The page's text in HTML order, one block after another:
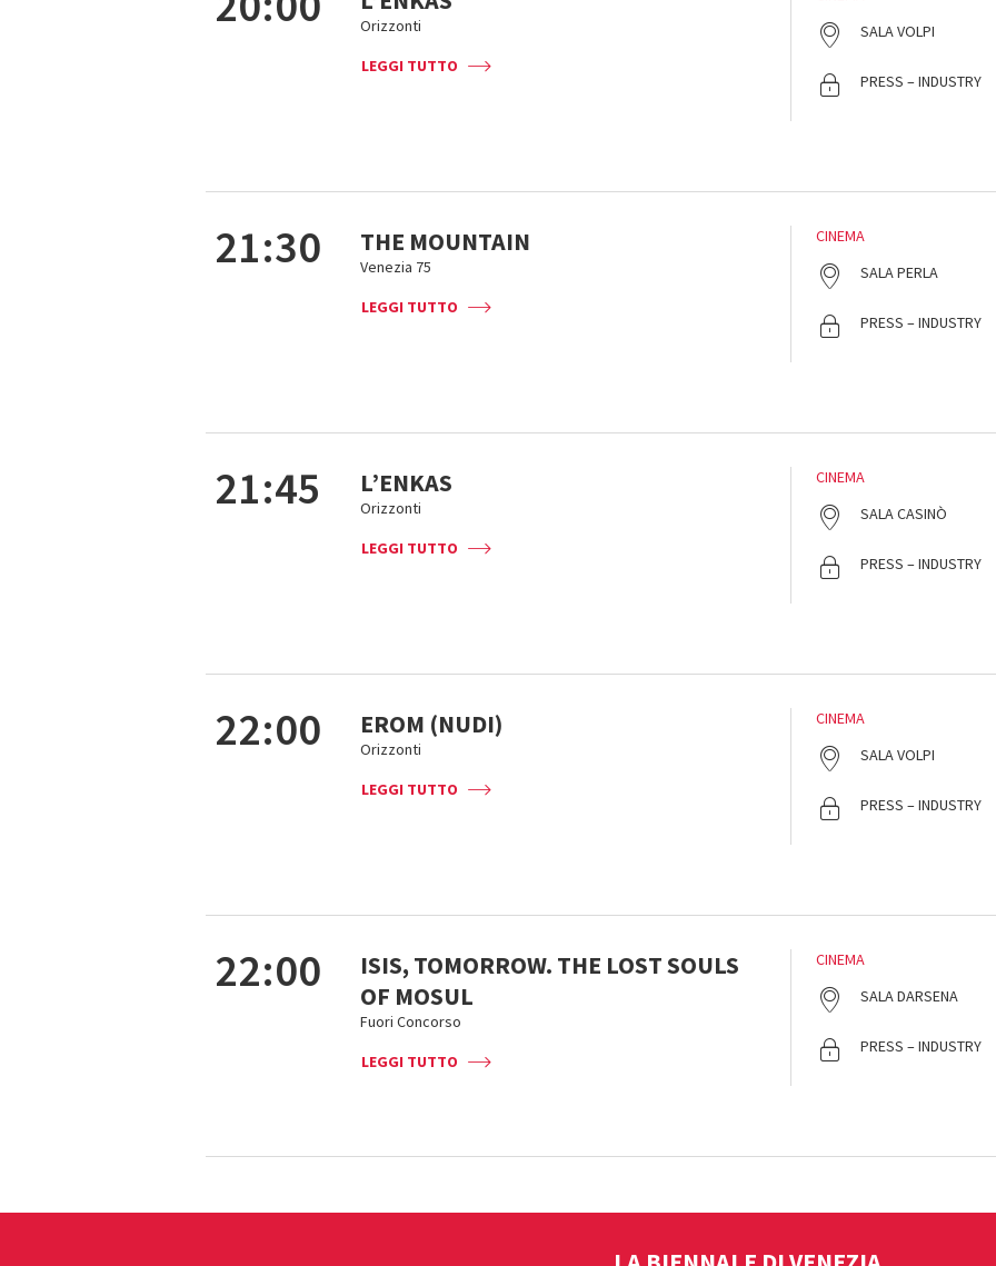
Orizzonti
LEGGI TUTTO
SALA VOLPI
PRESS – INDUSTRY
21:30 THE MOUNTAIN
Venezia 75
LEGGI TUTTO
CINEMA
SALA PERLA
PRESS – INDUSTRY
21:45 L’ENKAS
Orizzonti
LEGGI TUTTO
CINEMA
SALA CASINÒ
PRESS – INDUSTRY
22:00 EROM (NUDI)
Orizzonti
LEGGI TUTTO
CINEMA
SALA VOLPI
PRESS – INDUSTRY
22:00
ISIS, TOMORROW. THE LOST SOULS
OF MOSUL
Fuori Concorso
LEGGI TUTTO
CINEMA
SALA DARSENA
PRESS – INDUSTRY